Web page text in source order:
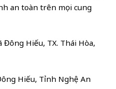
an toàn trên mọi cung
Đông Hiếu, TX. Thái Hòa,
Hiếu, Tỉnh Nghệ An